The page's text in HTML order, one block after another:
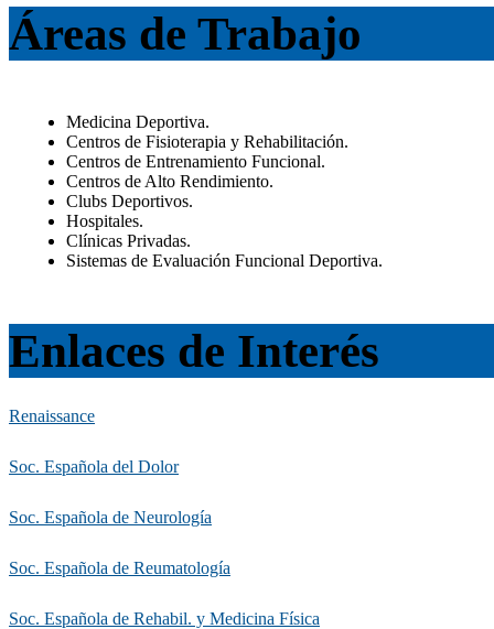
Áreas de Trabajo
Medicina Deportiva.
Centros de Fisioterapia y Rehabilitación.
Centros de Entrenamiento Funcional.
Centros de Alto Rendimiento.
Clubs Deportivos.
Hospitales.
Clínicas Privadas.
Sistemas de Evaluación Funcional Deportiva.
Enlaces de Interés
Renaissance
Soc. Española del Dolor
Soc. Española de Neurología
Soc. Española de Reumatología
Soc. Española de Rehabil. y Medicina Física